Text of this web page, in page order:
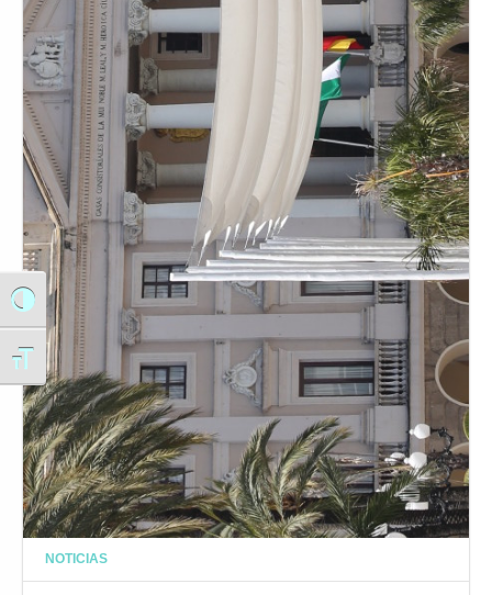
Alternar alto contraste
Alternar tamaño de letra
NOTICIAS